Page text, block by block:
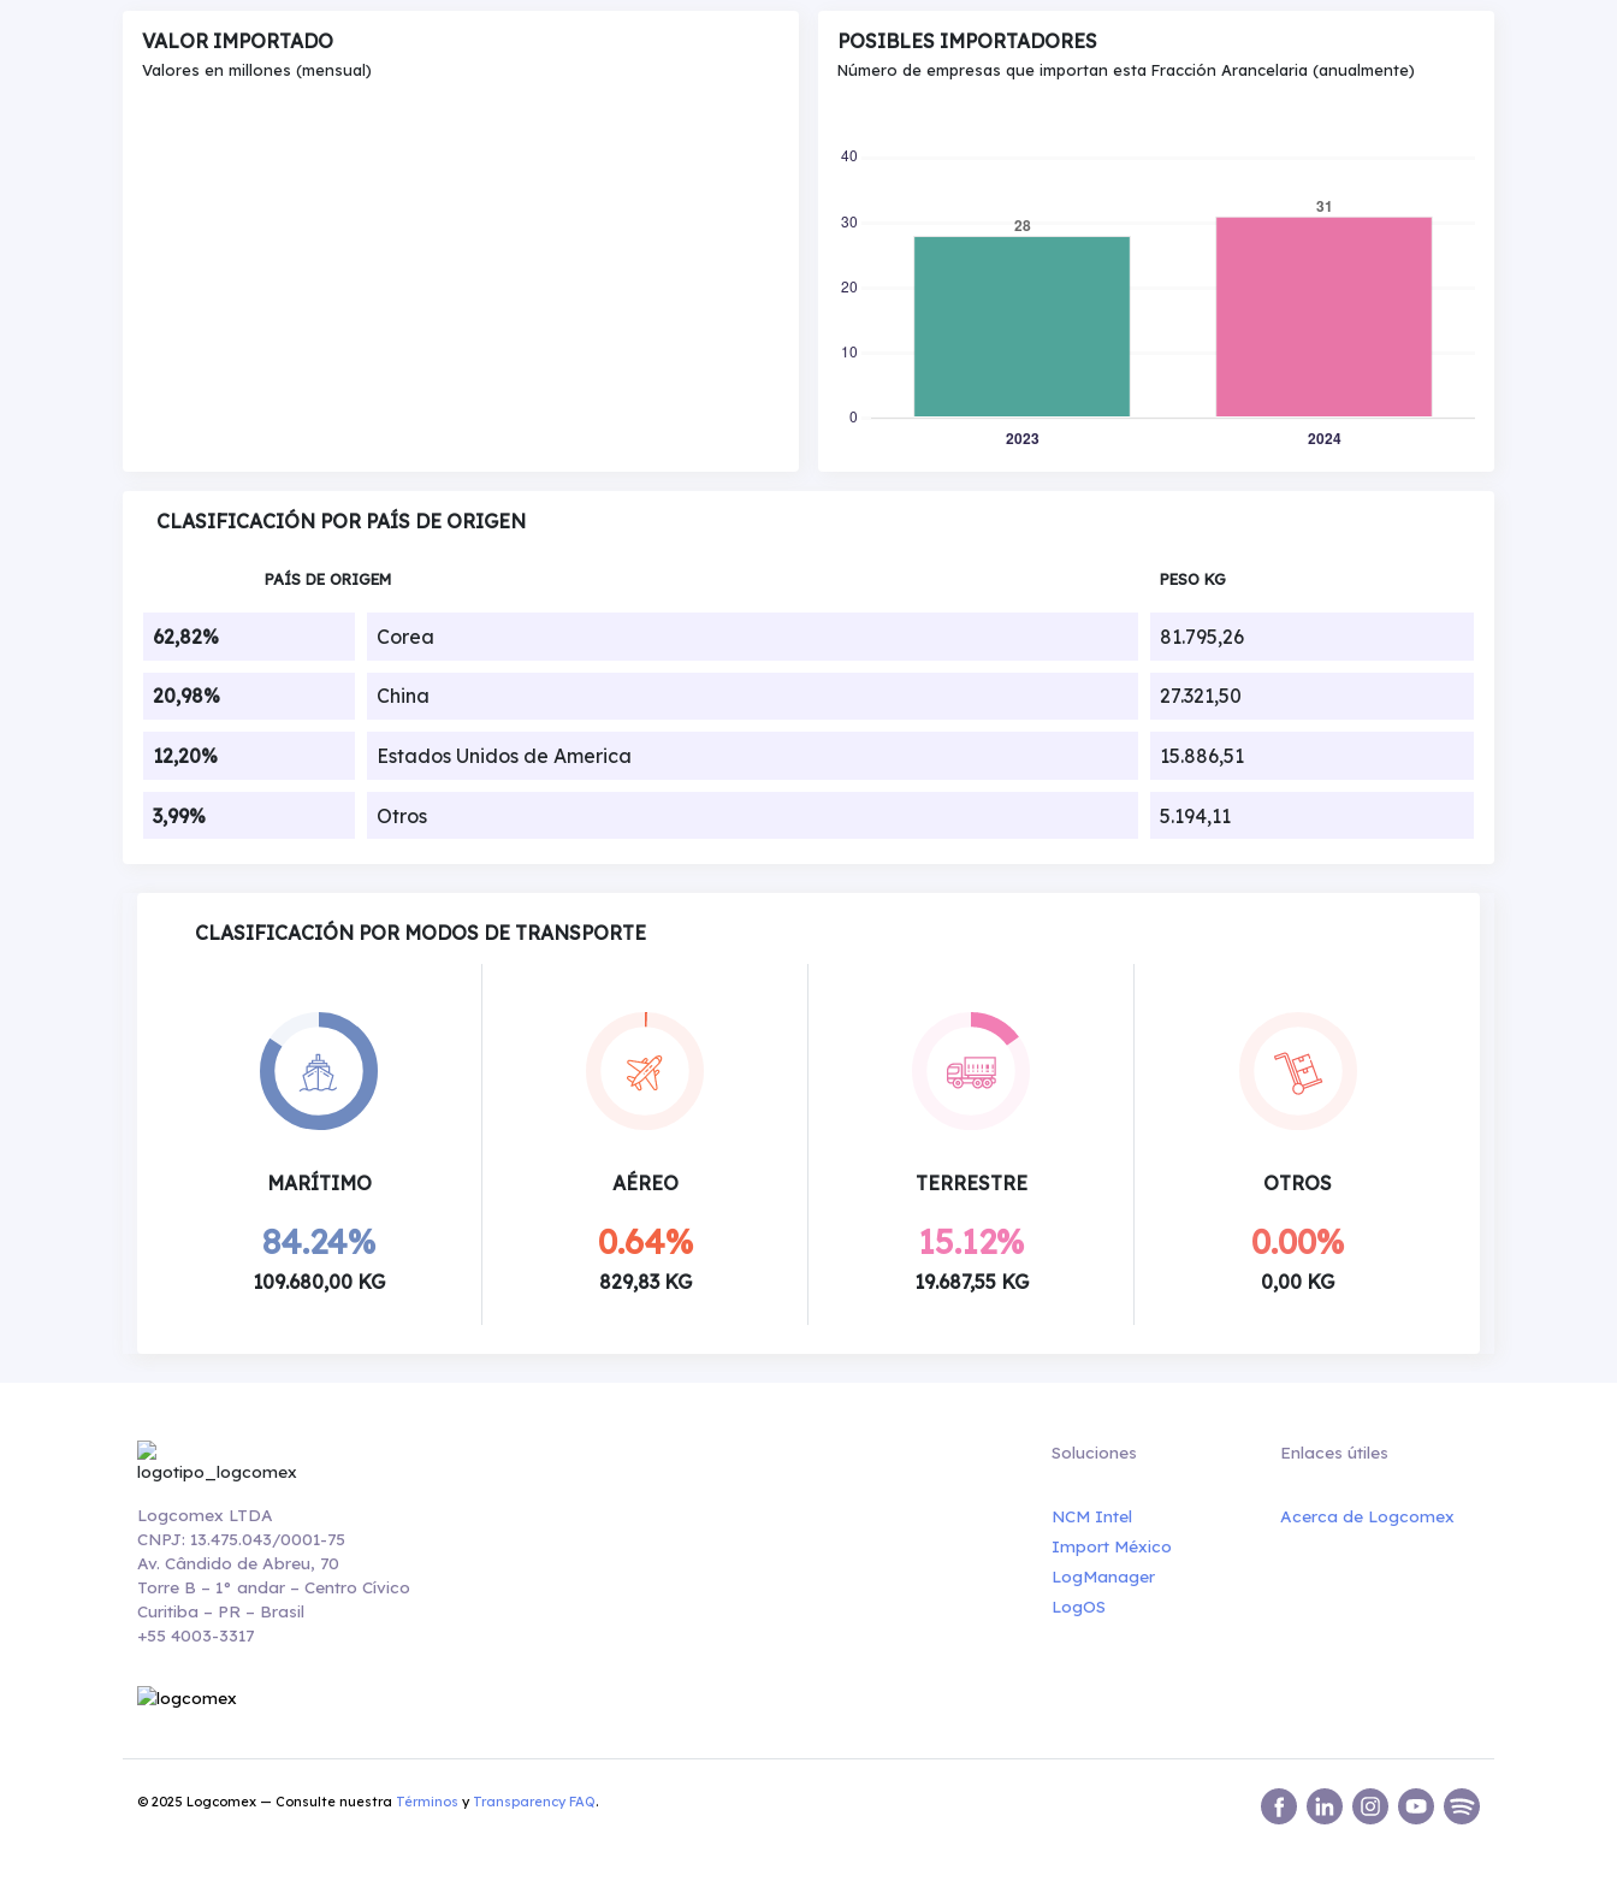
VALOR IMPORTADO
Valores en millones (mensual)
POSIBLES IMPORTADORES
Número de empresas que importan esta Fracción Arancelaria (anualmente)
CLASIFICACIÓN POR PAÍS DE ORIGEN
PAÍS DE ORIGEM PESO KG
62,82% Corea 81.795,26
20,98% China 27.321,50
12,20% Estados Unidos de America 15.886,51
3,99% Otros 5.194,11
CLASIFICACIÓN POR MODOS DE TRANSPORTE
MARÍTIMO
84.24%
109.680,00 KG
AÉREO
0.64%
829,83 KG
TERRESTRE
15.12%
19.687,55 KG
OTROS
0.00%
0,00 KG
Logcomex LTDA
CNPJ: 13.475.043/0001-75
Av. Cândido de Abreu, 70
Torre B – 1° andar – Centro Cívico
Curitiba – PR – Brasil
+55 4003-3317
Soluciones
NCM Intel
Import México
LogManager
LogOS
Enlaces útiles
Acerca de Logcomex
© 2025 Logcomex — Consulte nuestra Términos y Transparency FAQ.